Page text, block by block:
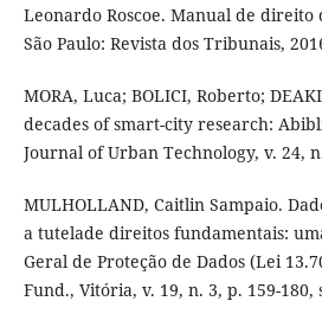
Leonardo Roscoe. Manual de direito
São Paulo: Revista dos Tribunais,
MORA, Luca; BOLICI, Roberto;
decades of smart-city research:
Journal of Urban Technology, v. 24,
MULHOLLAND, Caitlin Sampaio.
a tutelade direitos fundamentais:
Geral de Proteção de Dados (Lei
Fund., Vitória, v. 19, n. 3, p. 159-180,